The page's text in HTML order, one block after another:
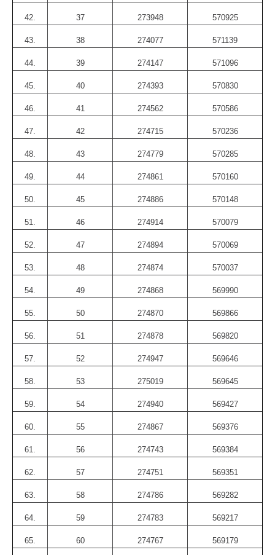
42. 37 273948 570925
43. 38 274077 571139
44. 39 274147 571096
45. 40 274393 570830
46. 41 274562 570586
47. 42 274715 570236
48. 43 274779 570285
49. 44 274861 570160
50. 45 274886 570148
51. 46 274914 570079
52. 47 274894 570069
53. 48 274874 570037
54. 49 274868 569990
55. 50 274870 569866
56. 51 274878 569820
57. 52 274947 569646
58. 53 275019 569645
59. 54 274940 569427
60. 55 274867 569376
61. 56 274743 569384
62. 57 274751 569351
63. 58 274786 569282
64. 59 274783 569217
65. 60 274767 569179